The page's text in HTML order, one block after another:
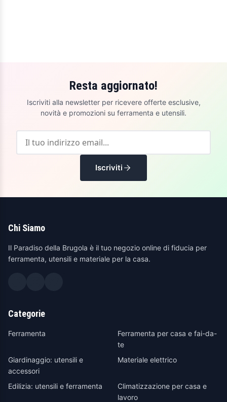
Resta aggiornato!
Iscriviti alla newsletter per ricevere offerte esclusive,
novità e promozioni su ferramenta e utensili.
Iscriviti
Chi Siamo
Il Paradiso della Brugola è il tuo negozio online di fiducia per
ferramenta, utensili e materiale per la casa.
Categorie
Ferramenta
Ferramenta per casa e fai-da-
te
Giardinaggio: utensili e
accessori
Materiale elettrico
Edilizia: utensili e ferramenta
Climatizzazione per casa e
lavoro